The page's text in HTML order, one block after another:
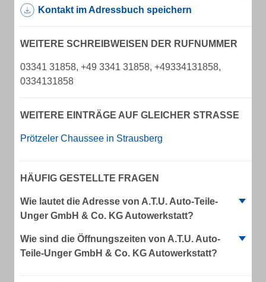
Kontakt im Adressbuch speichern
WEITERE SCHREIBWEISEN DER RUFNUMMER
03341 31858, +49 3341 31858, +49334131858,
0334131858
WEITERE EINTRÄGE AUF GLEICHER STRASSE
Prötzeler Chaussee in Strausberg
HÄUFIG GESTELLTE FRAGEN
Wie lautet die Adresse von A.T.U. Auto-Teile-
Unger GmbH & Co. KG Autowerkstatt?
Wie sind die Öffnungszeiten von A.T.U. Auto-
Teile-Unger GmbH & Co. KG Autowerkstatt?